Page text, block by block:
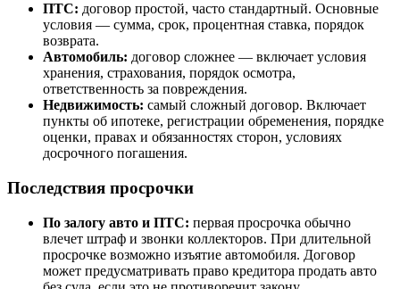
ПТС: договор простой, часто стандартный. Основные
условия — сумма, срок, процентная ставка, порядок
возврата.
Автомобиль: договор сложнее — включает условия
хранения, страхования, порядок осмотра,
ответственность за повреждения.
Недвижимость: самый сложный договор. Включает
пункты об ипотеке, регистрации обременения, порядке
оценки, правах и обязанностях сторон, условиях
досрочного погашения.
Последствия просрочки
По залогу авто и ПТС: первая просрочка обычно
влечет штраф и звонки коллекторов. При длительной
просрочке возможно изъятие автомобиля. Договор
может предусматривать право кредитора продать авто